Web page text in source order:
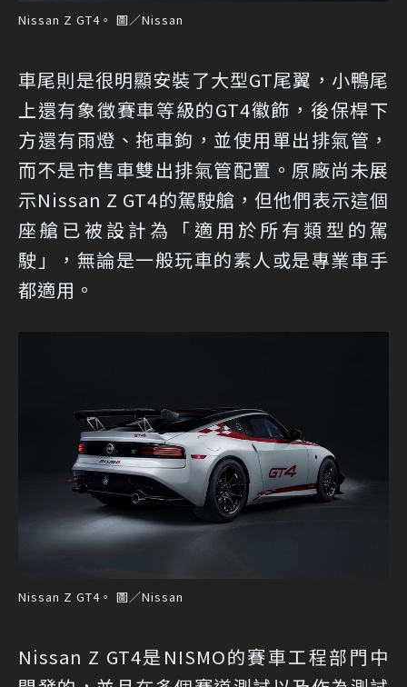
Nissan Z GT4。 圖／Nissan
車尾則是很明顯安裝了大型GT尾翼，小鴨尾
上還有象徵賽車等級的GT4徽飾，後保桿下
方還有雨燈、拖車鉤，並使用單出排氣管，
而不是市售車雙出排氣管配置。原廠尚未展
示Nissan Z GT4的駕駛艙，但他們表示這個
座艙已被設計為「適用於所有類型的駕
駛」，無論是一般玩車的素人或是專業車手
都適用。
Nissan Z GT4。 圖／Nissan
Nissan Z GT4是NISMO的賽車工程部門中